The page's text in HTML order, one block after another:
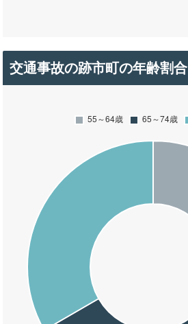
交通事故の跡市町の年齢割合